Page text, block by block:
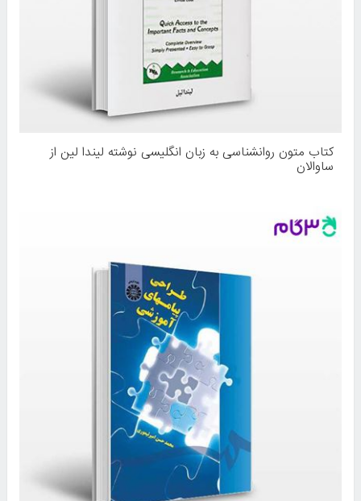
کتاب متون روانشناسی به زبان انگلیسی نوشته لیندا لین از
ساوالان